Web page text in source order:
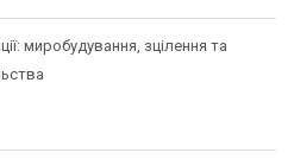
миробудування, зцілення та